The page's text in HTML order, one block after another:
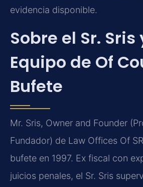
evidencia disponible.
Sobre el Sr. Sris
Equipo de Of
Bufete
Mr. Sris, Owner and Founder
Fundador) de Law Offices Of
bufete en 1997. Ex fiscal con
juicios penales, el Sr. Sris